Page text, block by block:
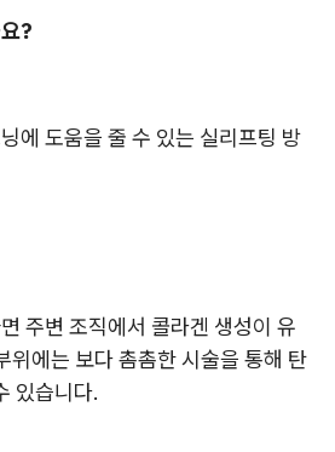
?
에 도움을 줄 수 있는 실리프팅 방
주변 조직에서 콜라겐 생성이 유
위에는 보다 촘촘한 시술을 통해 탄
있습니다.